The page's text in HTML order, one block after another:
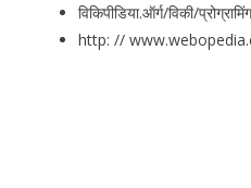
विकिपीडिया.ऑर्ग/विकी/
http: //